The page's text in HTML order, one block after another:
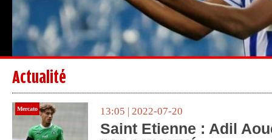
Actualité
Mercato 13:05 | 2022-07-20
Saint Etienne : Adil